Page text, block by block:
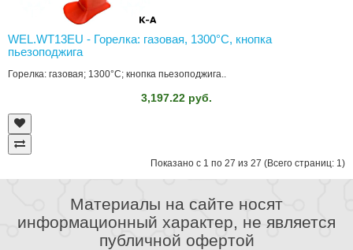
WEL.WT13EU - Горелка: газовая, 1300°C, кнопка
пьезоподжига
Горелка: газовая; 1300°C; кнопка пьезоподжига..
3,197.22 руб.
Показано с 1 по 27 из 27 (Всего страниц: 1)
Материалы на сайте носят
информационный характер, не является
публичной офертой